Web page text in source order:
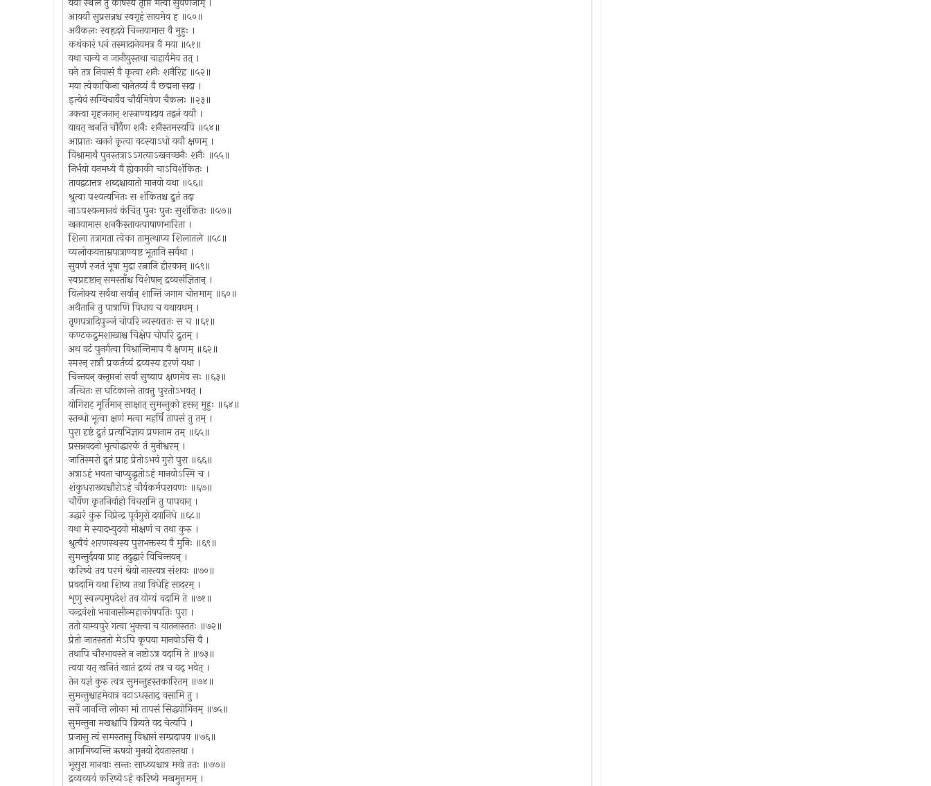
आययौ सुप्रसन्नश्च स्वगृहं सायमेव ह ॥५०॥
अथैकलः स्वहृदये चिन्तयामास वै मुहुः ।
कथंकारं धनं तस्मादानेयमत्र वै मया ॥५१॥
यथा चान्ये न जानीयुस्तथा चाहार्यमेव तत् ।
वने तत्र निवासं वै कृत्वा शनैः शनैरिह ॥५२॥
मया त्वेकाकिना चानेतव्यं वै छद्मना सदा ।
इत्येवं सम्विचार्यैव चौर्यमिषेण चैकलः ॥२३॥
उक्त्वा गृहजनान् शस्त्राण्यादाय तद्वनं ययौ ।
यावत् खनति चौर्यैण शनैः शनैस्तमस्यपि ॥५४॥
आप्रातः खननं कृत्वा वटस्याऽधो ययौ क्षणम् ।
विश्रामार्थं पुनस्तत्राऽऽगत्याऽखनच्छनैः शनैः ॥५५॥
निर्भयो वनमध्ये वै ह्येकाकी चाऽविशंकितः ।
तावद्वटात्तत्र शब्दश्चायातो मानवो यथा ॥५६॥
श्रुत्वा पश्यत्यभितः स शंकितश्च द्रुतं तदा
नाऽपश्यन्मानवं कंचित् पुनः पुनः सुशंकितः ॥५७॥
खनयामास शनकैस्तावत्पाषाणभारिता ।
शिला तत्रागता त्वेका तामुत्थाप्य शिलातले ॥५८॥
व्यलोकयत्ताम्रपात्राण्यष्ट भूतानि सर्वथा ।
सुवर्णं रजतं भूषा मुद्रा रत्नानि हीरकान् ॥५९॥
स्वप्नदृष्टान् समस्ताँश्च विशेषान् द्रव्यसंज्ञितान् ।
विलोक्य सर्वथा सर्वान् शान्तिं जगाम चोत्तमाम् ॥६०॥
अथैतानि तु पात्राणि पिधाय च यथायथम् ।
तृणपत्रादिपुञ्जं चोपरि न्यस्यत्ततः स च ॥६१॥
कण्टकद्रुमशाखाश्च चिक्षेप चोपरि द्रुतम् ।
अथ वटं पुनर्गत्वा विश्रान्तिमाप वै क्षणम् ॥६२॥
स्मरन् रात्रौ प्रकर्तव्यं द्रव्यस्य हरणं यथा ।
चिन्तयन् क्लृप्तनां सर्वां सुष्वाप क्षणमेव सः ॥६३॥
उत्थितः स घटिकान्ते तावत्तु पुरतोऽभवत् ।
योगिराट् मूर्तिमान् साक्षात् सुमन्तुको हसन् मुहुः ॥६४॥
स्तब्धो भूत्वा क्षणं मत्वा महर्षिं तापसं तु तम् ।
पुरा दृष्टं द्रुतं प्रत्यभिज्ञाय प्रणनाम तम् ॥६५॥
प्रसन्नवदनो भूत्वोद्धारकं तं मुनीश्वरम् ।
जातिस्मरो द्रुतं प्राह प्रेतोऽभवं गुरो पुरा ॥६६॥
अत्राऽहं भवता चाप्युद्धृतोऽहं मानवोऽस्मि च ।
शंकुधराख्यश्चौरोऽहं चौर्यकर्मपरायणः ॥६७॥
चौर्येण कृतनिर्वाहो विचरामि तु पापवान् ।
उद्धारं कुरु विप्रेन्द्र पूर्वगुरो दयानिधे ॥६८॥
यथा मे स्यादभ्युदयो मोक्षणं च तथा कुरु ।
श्रुत्वैवं शरणस्थस्य पुराभक्तस्य वै मुनिः ॥६९॥
सुमन्तुर्दयया प्राह तदुद्धारं विचिन्तयन् ।
करिष्ये तव परमं श्रेयो नास्त्यत्र संशयः ॥७०॥
प्रवदामि यथा शिष्य तथा विधेहि सादरम् ।
शृणु स्वल्पमुपदेशं तव योग्यं वदामि ते ॥७१॥
चन्द्रवंशो भवानासीन्महाकोषपतिः पुरा ।
ततो याम्यपुरे गत्वा भुक्त्वा च यातनास्ततः ॥७२॥
प्रेतो जातस्ततो मेऽपि कृपया मानवोऽसि वै ।
तथापि चौरभावस्ते न नष्टोऽत्र वदामि ते ॥७३॥
त्वया यत् खनितं खातं द्रव्यं तत्र च यद् भवेत् ।
तेन यज्ञं कुरु त्वत्र सुमन्तुहस्तकारितम् ॥७४॥
सुमन्तुश्चाहमेवात्र वटाऽधस्ताद् वसामि तु ।
सर्वे जानन्ति लोका मां तापसं सिद्धयोगिनम् ॥७५॥
सुमन्तुना मखश्चापि क्रियते वद चेत्यपि ।
प्रजासु त्वं समस्तासु विश्वासं सम्प्रदापय ॥७६॥
आगमिष्यन्ति ऋषयो मुनयो देवतास्तथा ।
भूसुरा मानवाः सन्तः साध्व्यश्चात्र मखे ततः ॥७७॥
द्रव्यव्ययं करिष्येऽहं करिष्ये मखमुत्तमम् ।